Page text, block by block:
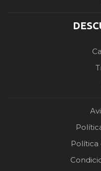
Política